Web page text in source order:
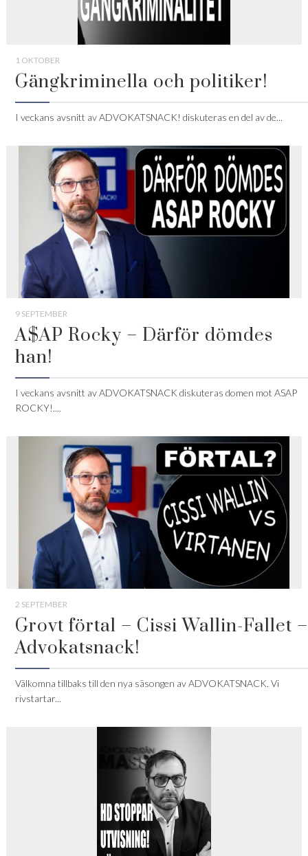
1 OKTOBER
Gängkriminella och politiker!
I veckans avsnitt av ADVOKATSNACK! diskuteras en del av de...
9 SEPTEMBER
A$AP Rocky – Därför dömdes
han!
I veckans avsnitt av ADVOKATSNACK diskuteras domen mot ASAP
ROCKY!....
2 SEPTEMBER
Grovt förtal – Cissi Wallin-Fallet –
Advokatsnack!
Välkomna tillbaks till den nya säsongen av ADVOKATSNACK. Vi
rivstartar...